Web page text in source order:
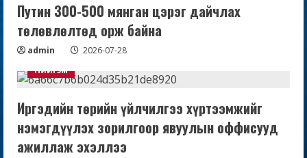
Путин 300-500 мянган цэрэг дайчлах
төлөвлөлтөд орж байна
admin
2026-07-28
Нийгэм
Иргэдийн төрийн үйлчилгээ хүртээмжийг
нэмэгдүүлэх зорилгоор явуулын оффисууд
ажиллаж эхэллээ